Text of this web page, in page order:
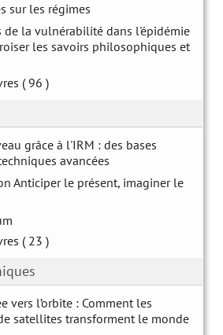
sur les régimes
de la vulnérabilité dans l'épidémie
les savoirs philosophiques et
( 96 )
grâce à l'IRM : des bases
avancées
Anticiper le présent, imaginer le
( 23 )
vers l’orbite : Comment les
satellites transforment le monde